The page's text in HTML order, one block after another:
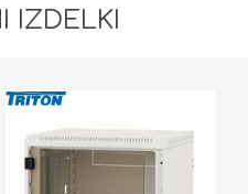
IZDELKI